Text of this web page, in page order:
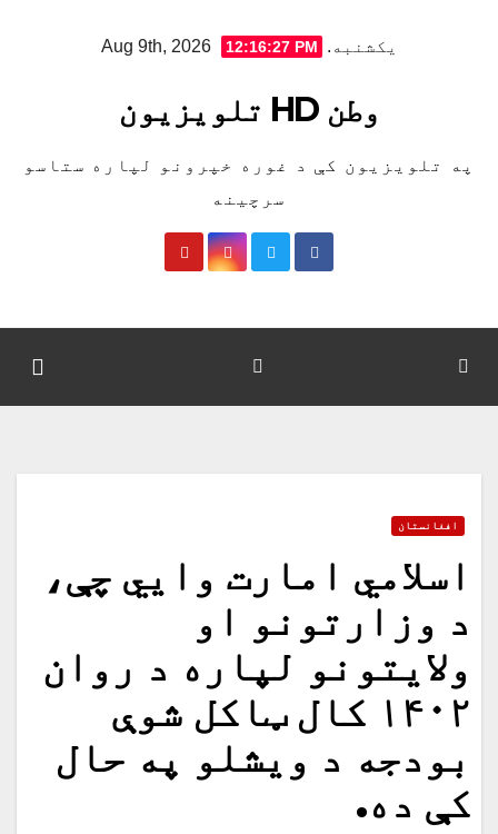
یکشنبه. Aug 9th, 2026 12:16:28 PM
وطن HD تلویزیون
په تلویزیون کې د غوره خپرونو لپاره ستاسو
سرچینه
افغانستان
اسلامي امارت وایي چې،
د وزارتونو او
ولایتونو لپاره د روان
۱۴۰۲ کال ټاکل شوې
بودجه د ویشلو په حال
کې ده.